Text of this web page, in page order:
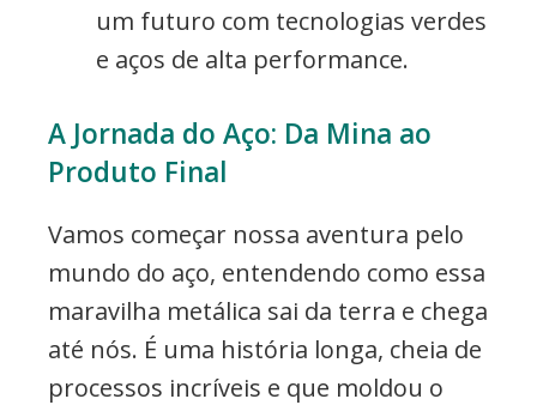
um futuro com tecnologias verdes
e aços de alta performance.
A Jornada do Aço: Da Mina ao
Produto Final
Vamos começar nossa aventura pelo
mundo do aço, entendendo como essa
maravilha metálica sai da terra e chega
até nós. É uma história longa, cheia de
processos incríveis e que moldou o